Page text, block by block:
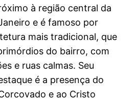
à região central da
e é famoso por
mais tradicional, que
do bairro, com
e ruas calmas. Seu
é a presença do
e ao Cristo